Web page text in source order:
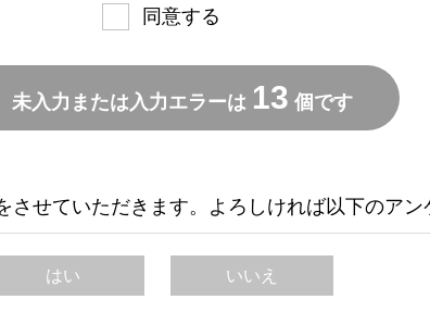
同意する
未入力または入力エラーは 13 個です
せていただきます。よろしければ以下のアン
はい いいえ